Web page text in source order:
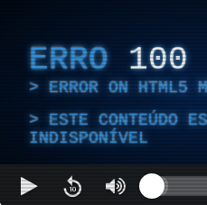
ERRO 100
ERROR ON HTML5
ESTE CONTEÚDO
INDISPONÍVEL